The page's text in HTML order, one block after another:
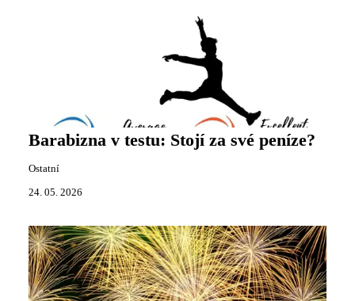
Barabizna v testu: Stojí za své peníze?
Ostatní
24. 05. 2026